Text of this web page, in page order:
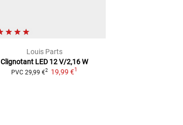
Louis Parts
Clignotant LED 12 V/2,16 W
PVC 29,99 €2 19,99 €1